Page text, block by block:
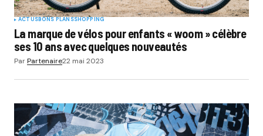
ACTUSBONS PLANSSHOPPING
La marque de vélos pour enfants « woom » célèbre
ses 10 ans avec quelques nouveautés
ParPartenaire22 mai 2023